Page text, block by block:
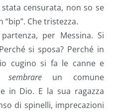
stata censurata, non so se
Che tristezza.
per Messina. Si
si sposa? Perché in
cugino si fa le canne e
sembrareun comune
in Dio. E la sua ragazza
di spinelli, imprecazioni